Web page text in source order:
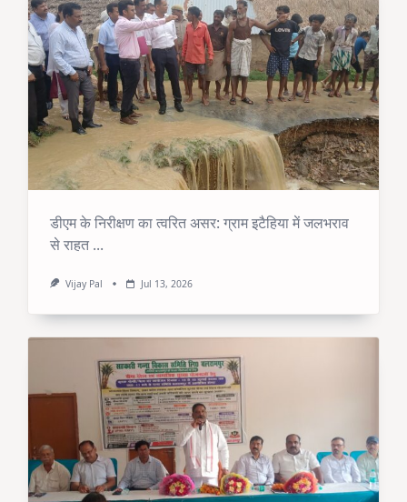
डीएम के निरीक्षण का त्वरित असर: ग्राम इटैहिया में जलभराव
से राहत ...
Vijay Pal Jul 13, 2026